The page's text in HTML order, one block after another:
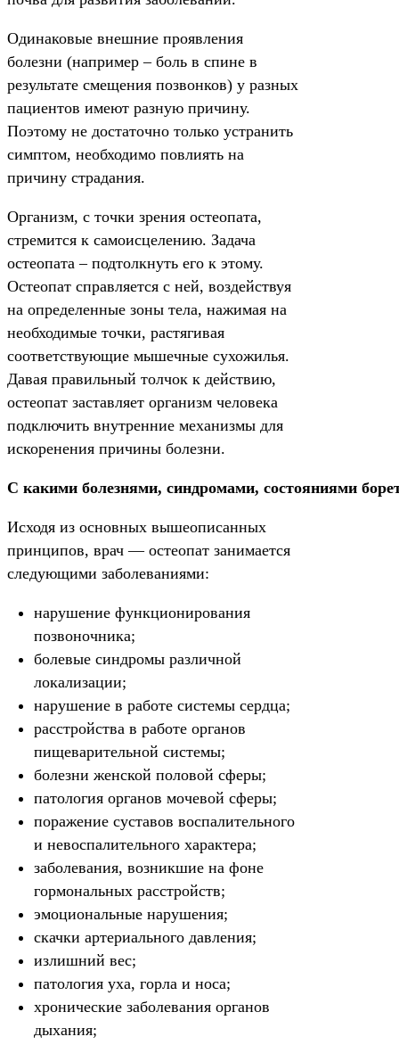
Одинаковые внешние проявления
болезни (например – боль в спине в
результате смещения позвонков) у разных
пациентов имеют разную причину.
Поэтому не достаточно только устранить
симптом, необходимо повлиять на
причину страдания.
Организм, с точки зрения остеопата,
стремится к самоисцелению. Задача
остеопата – подтолкнуть его к этому.
Остеопат справляется с ней, воздействуя
на определенные зоны тела, нажимая на
необходимые точки, растягивая
соответствующие мышечные сухожилья.
Давая правильный толчок к действию,
остеопат заставляет организм человека
подключить внутренние механизмы для
искоренения причины болезни.
С какими болезнями, синдромами, состояниями
Исходя из основных вышеописанных
принципов, врач — остеопат занимается
следующими заболеваниями:
нарушение функционирования
позвоночника;
болевые синдромы различной
локализации;
нарушение в работе системы сердца;
расстройства в работе органов
пищеварительной системы;
болезни женской половой сферы;
патология органов мочевой сферы;
поражение суставов воспалительного
и невоспалительного характера;
заболевания, возникшие на фоне
гормональных расстройств;
эмоциональные нарушения;
скачки артериального давления;
излишний вес;
патология уха, горла и носа;
хронические заболевания органов
дыхания;